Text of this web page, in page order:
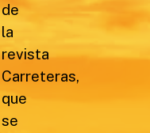
de
la
revista
Carreteras,
que
se